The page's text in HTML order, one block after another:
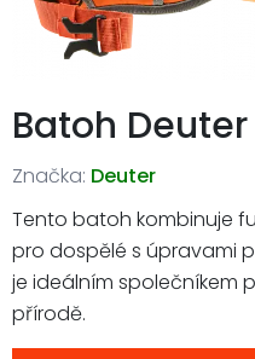
Batoh Deuter
Značka: Deuter
Tento batoh kombinuje
pro dospělé s úpravami
je ideálním společníkem
přírodě.